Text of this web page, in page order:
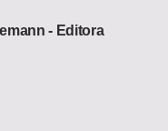
- Editora